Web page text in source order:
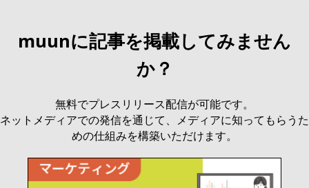
muunに記事を掲載してみません
か？
無料でプレスリリース配信が可能です。
ネットメディアでの発信を通じて、メディアに知ってもらうた
めの仕組みを構築いただけます。